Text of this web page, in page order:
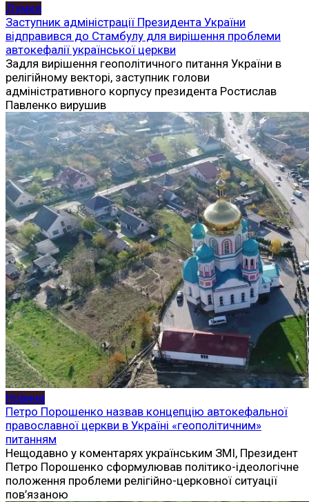
Думки
Заступник адміністрації Президента України
відправився до Стамбулу для вирішення проблеми
автокефалії української церкви
Задля вирішення геополітичного питання України в
релігійному векторі, заступник голови
адміністративного корпусу президента Ростислав
Павленко вирушив
Новини
Петро Порошенко назвав концепцію автокефальної
православної церкви в Україні «геополітичним»
питанням
Нещодавно у коментарях українським ЗМІ, Президент
Петро Порошенко сформулював політико-ідеологічне
положення проблеми релігійно-церковної ситуації
пов’язаною